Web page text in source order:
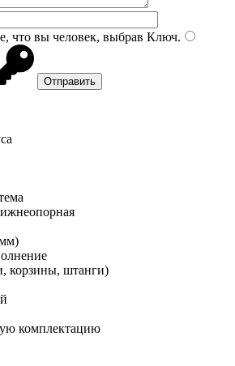
что вы человек, выбрав Ключ.
корзины, штанги)
комплектацию